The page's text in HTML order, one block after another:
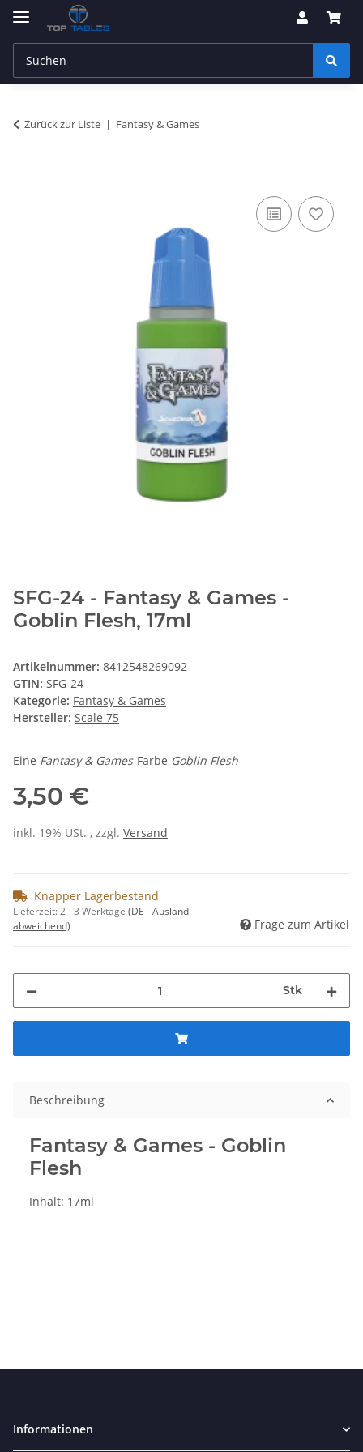
Zurück zur Liste Fantasy & Games
SFG-24 - Fantasy & Games -
Goblin Flesh, 17ml
Artikelnummer: 8412548269092
GTIN: SFG-24
Kategorie: Fantasy & Games
Hersteller: Scale 75
Eine Fantasy & Games-Farbe Goblin Flesh
3,50 €
inkl. 19% USt. , zzgl. Versand
Knapper Lagerbestand
Lieferzeit:2 - 3 Werktage (DE - Ausland
abweichend)
Frage zum Artikel
Stk
Beschreibung
Fantasy & Games - Goblin
Flesh
Inhalt: 17ml
Informationen